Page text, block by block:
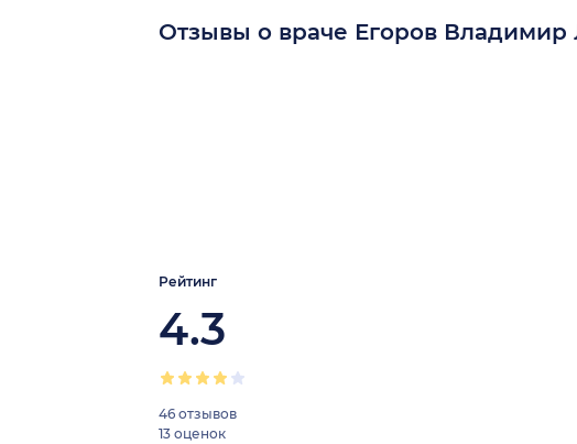
Отзывы о враче Егоров Владимир
Рейтинг
4.3
46 отзывов
13 оценок